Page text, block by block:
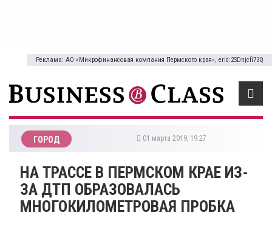
Реклама: АО «Микрофинансовая компания Пермского края», erid:2SDnjcfi73Q
ГОРОД 01 марта 2019, 19:27
НА ТРАССЕ В ПЕРМСКОМ КРАЕ ИЗ-
ЗА ДТП ОБРАЗОВАЛАСЬ
МНОГОКИЛОМЕТРОВАЯ ПРОБКА